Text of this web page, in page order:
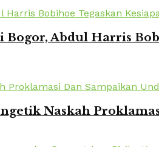
Abdul Harris
Naskah